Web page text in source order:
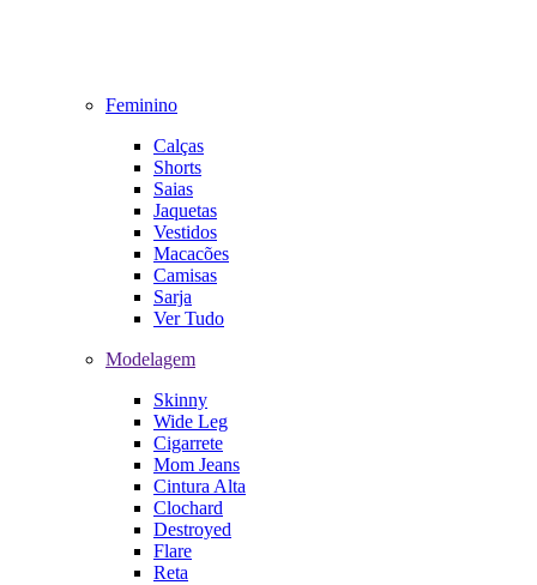
Feminino
Calças
Shorts
Saias
Jaquetas
Vestidos
Macacões
Camisas
Sarja
Ver Tudo
Modelagem
Skinny
Wide Leg
Cigarrete
Mom Jeans
Cintura Alta
Clochard
Destroyed
Flare
Reta